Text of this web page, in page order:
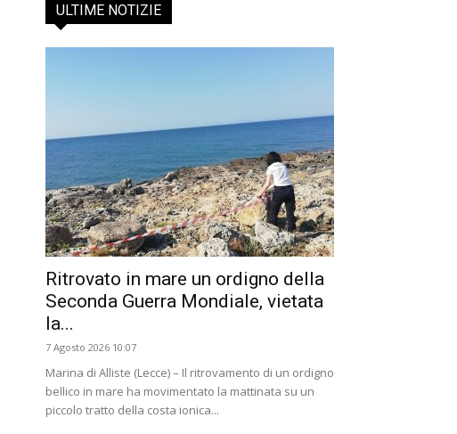
ULTIME NOTIZIE
Ritrovato in mare un ordigno della
Seconda Guerra Mondiale, vietata
la...
7 Agosto 2026 10:07
Marina di Alliste (Lecce) – Il ritrovamento di un ordigno
bellico in mare ha movimentato la mattinata su un
piccolo tratto della costa ionica...